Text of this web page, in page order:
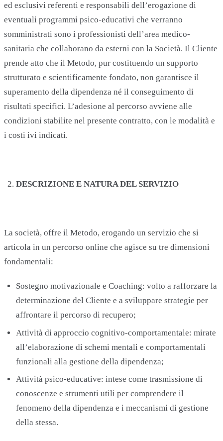
ed esclusivi referenti e responsabili dell’erogazione di
eventuali programmi psico-educativi che verranno
somministrati sono i professionisti dell’area medico-
sanitaria che collaborano da esterni con la Società. Il Cliente
prende atto che il Metodo, pur costituendo un supporto
strutturato e scientificamente fondato, non garantisce il
superamento della dipendenza né il conseguimento di
risultati specifici. L’adesione al percorso avviene alle
condizioni stabilite nel presente contratto, con le modalità e
i costi ivi indicati.
DESCRIZIONE E NATURA DEL SERVIZIO
La società, offre il Metodo, erogando un servizio che si
articola in un percorso online che agisce su tre dimensioni
fondamentali:
Sostegno motivazionale e Coaching: volto a rafforzare la
determinazione del Cliente e a sviluppare strategie per
affrontare il percorso di recupero;
Attività di approccio cognitivo-comportamentale: mirate
all’elaborazione di schemi mentali e comportamentali
funzionali alla gestione della dipendenza;
Attività psico-educative: intese come trasmissione di
conoscenze e strumenti utili per comprendere il
fenomeno della dipendenza e i meccanismi di gestione
della stessa.